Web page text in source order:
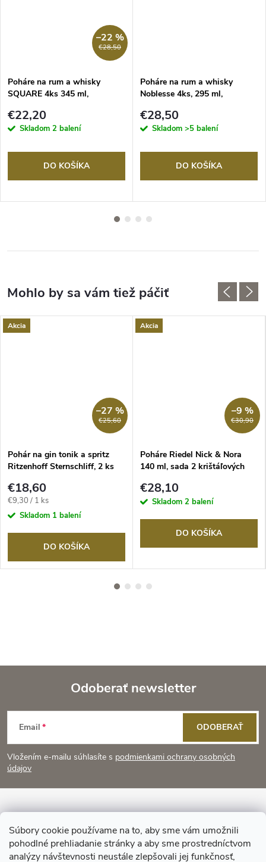
Súbory cookie používame na to, aby sme vám umožnili
pohodlné prehliadanie stránky a aby sme prostredníctvom
analýzy návštevnosti neustále zlepšovali jej funkčnosť,
€28,50
–22 %
Poháre na rum a whisky
SQUARE 4ks 345 ml,
€22,20
Skladom 2 balení
DO KOŠÍKA
Poháre na rum a whisky
Noblesse 4ks, 295 ml,
€28,50
Skladom >5 balení
DO KOŠÍKA
Akcia
€25,60
–27 %
Pohár na gin tonik a spritz
Ritzenhoff Sternschliff, 2 ks
€18,60
Jednotková
cena:
€9,30 / 1 ks
Skladom 1 balení
DO KOŠÍKA
Akcia
€30,90
–9 %
Poháre Riedel Nick & Nora
140 ml, sada 2 krištáľových
€28,10
Skladom 2 balení
DO KOŠÍKA
Z
á
p
ä
Odoberať newsletter
Email
Vložením e-mailu súhlasíte s podmienkami ochrany osobných
údajov
ODOBERAŤ
Informácie pre vás
Prijímame online platby